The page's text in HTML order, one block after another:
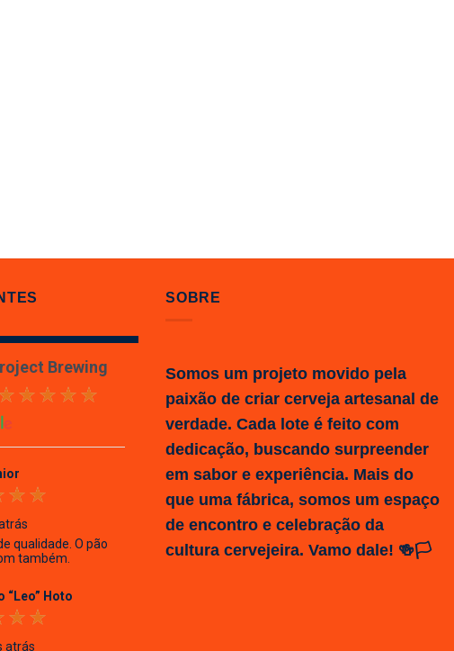
Brewing
qualidade. O pão
também.
“Leo” Hoto
atrás
SOBRE
Somos um projeto movido pela
paixão de criar cerveja artesanal de
verdade. Cada lote é feito com
dedicação, buscando surpreender
em sabor e experiência. Mais do
que uma fábrica, somos um espaço
de encontro e celebração da
cultura cervejeira. Vamo dale! 🍻🏳️